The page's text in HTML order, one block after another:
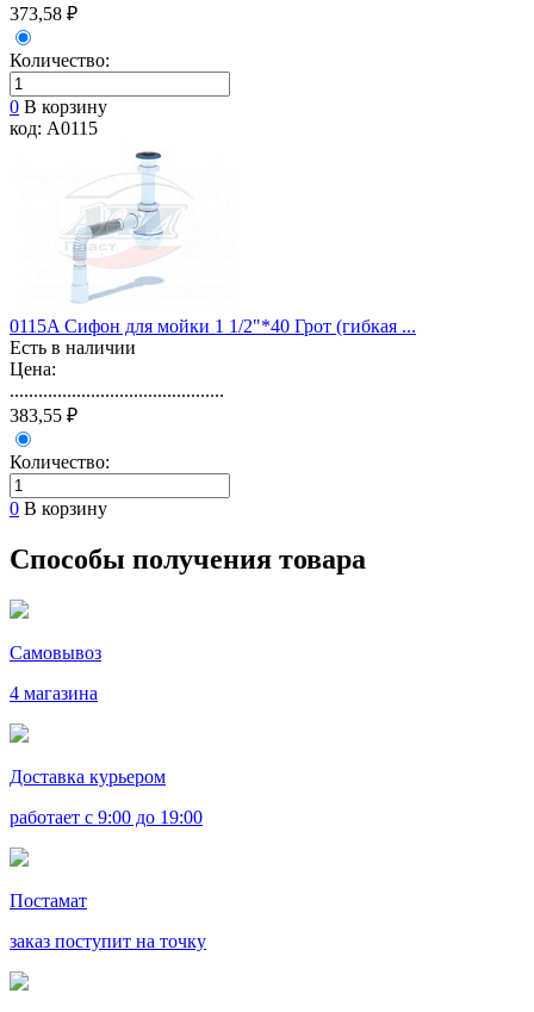
373,58 ₽
Количество:
0 В корзину
код: A0115
0115A Сифон для мойки 1 1/2"*40 Грот (гибкая ...
Есть в наличии
Цена:
.............................................
383,55 ₽
Количество:
0 В корзину
Способы получения товара
Самовывоз
4 магазина
Доставка курьером
работает с 9:00 до 19:00
Постамат
заказ поступит на точку